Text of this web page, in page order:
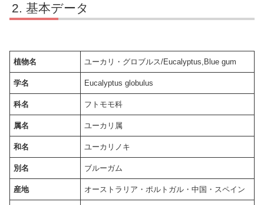
基本データ
植物名 ユーカリ・グロブルス/Eucalyptus,Blue gum
学名 Eucalyptus globulus
科名 フトモモ科
属名 ユーカリ属
和名 ユーカリノキ
別名 ブルーガム
産地 オーストラリア・ポルトガル・中国・スペイン